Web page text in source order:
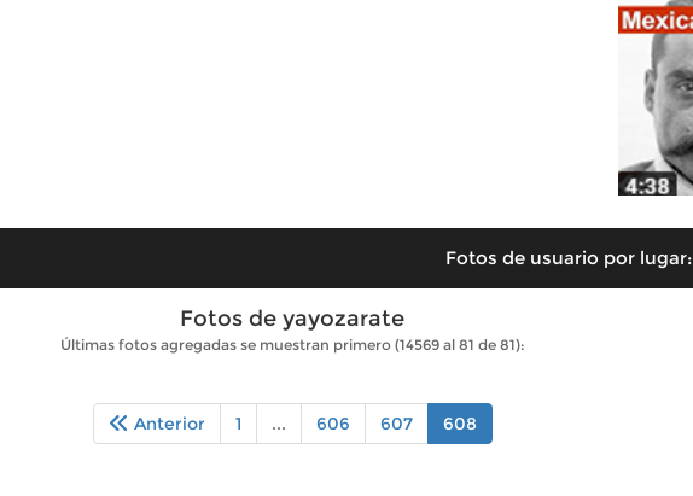
Fotos de usuario por lugar:
Fotos de yayozarate
Últimas fotos agregadas se muestran primero (14569 al 81 de 81):
Anterior 1 ... 606 607 608